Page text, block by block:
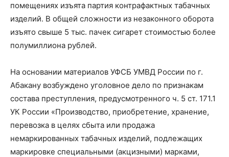
помещениях изъята партия контрафактных табачных
изделий. В общей сложности из незаконного оборота
изъято свыше 5 тыс. пачек сигарет стоимостью более
полумиллиона рублей.
На основании материалов УФСБ УМВД России по г.
Абакану возбуждено уголовное дело по признакам
состава преступления, предусмотренного ч. 5 ст. 171.1
УК России «Производство, приобретение, хранение,
перевозка в целях сбыта или продажа
немаркированных табачных изделий, подлежащих
маркировке специальными (акцизными) марками,